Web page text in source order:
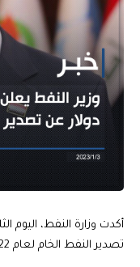
تصدير النفط الخام لعام 2022.